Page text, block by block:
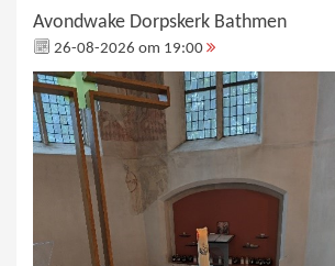
Avondwake Dorpskerk Bathmen
26-08-2026 om 19:00